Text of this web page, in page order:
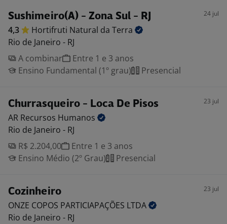
Sushimeiro(A) - Zona Sul - RJ 24 jul
4,3 Hortifruti Natural da Terra
Rio de Janeiro - RJ
A combinar
Entre 1 e 3 anos
Ensino Fundamental (1º grau)
Presencial
Churrasqueiro - Loca De Pisos 23 jul
AR Recursos Humanos
Rio de Janeiro - RJ
R$ 2.204,00
Entre 1 e 3 anos
Ensino Médio (2º Grau)
Presencial
Cozinheiro 23 jul
ONZE COPOS PARTICIAPAÇÕES LTDA
Rio de Janeiro - RJ